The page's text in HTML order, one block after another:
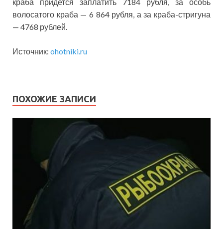
волосатого краба — 6 864 рубля, а за краба-стригуна
— 4768 рублей.
Источник: ohotniki.ru
ПОХОЖИЕ ЗАПИСИ